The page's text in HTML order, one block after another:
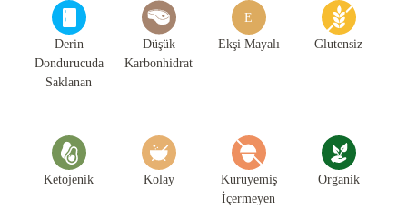
Derin
Dondurucuda
Saklanan
Düşük
Karbonhidrat
E
Ekşi Mayalı Glutensiz
Ketojenik Kolay
Kuruyemiş
İçermeyen
Organik